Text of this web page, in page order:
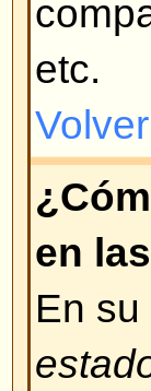
correo
pide
abusen
Volver
¡Me